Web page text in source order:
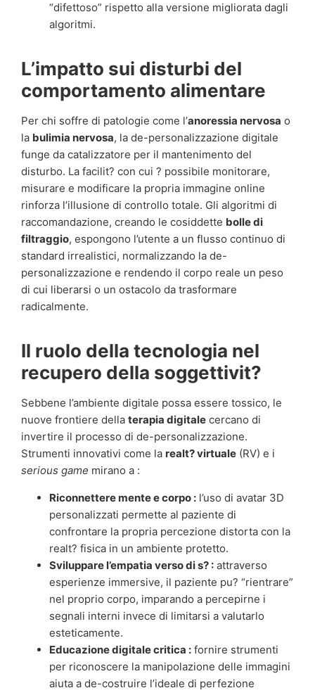
“difettoso” rispetto alla versione migliorata dagli
algoritmi.
L’impatto sui disturbi del
comportamento alimentare
Per chi soffre di patologie come l’anoressia nervosa o
la bulimia nervosa, la de-personalizzazione digitale
funge da catalizzatore per il mantenimento del
disturbo. La facilit? con cui ? possibile monitorare,
misurare e modificare la propria immagine online
rinforza l’illusione di controllo totale. Gli algoritmi di
raccomandazione, creando le cosiddette bolle di
filtraggio, espongono l’utente a un flusso continuo di
standard irrealistici, normalizzando la de-
personalizzazione e rendendo il corpo reale un peso
di cui liberarsi o un ostacolo da trasformare
radicalmente.
Il ruolo della tecnologia nel
recupero della soggettivit?
Sebbene l’ambiente digitale possa essere tossico, le
nuove frontiere della terapia digitale cercano di
invertire il processo di de-personalizzazione.
Strumenti innovativi come la realt? virtuale (RV) e i
serious game mirano a :
Riconnettere mente e corpo : l’uso di avatar 3D
personalizzati permette al paziente di
confrontare la propria percezione distorta con la
realt? fisica in un ambiente protetto.
Sviluppare l’empatia verso di s? : attraverso
esperienze immersive, il paziente pu? “rientrare”
nel proprio corpo, imparando a percepirne i
segnali interni invece di limitarsi a valutarlo
esteticamente.
Educazione digitale critica : fornire strumenti
per riconoscere la manipolazione delle immagini
aiuta a de-costruire l’ideale di perfezione